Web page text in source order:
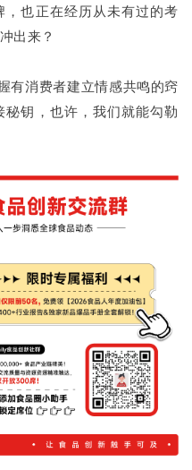
也正在经历从未有过的考
出来？
有消费者建立情感共鸣的窍
钥，也许，我们就能勾勒